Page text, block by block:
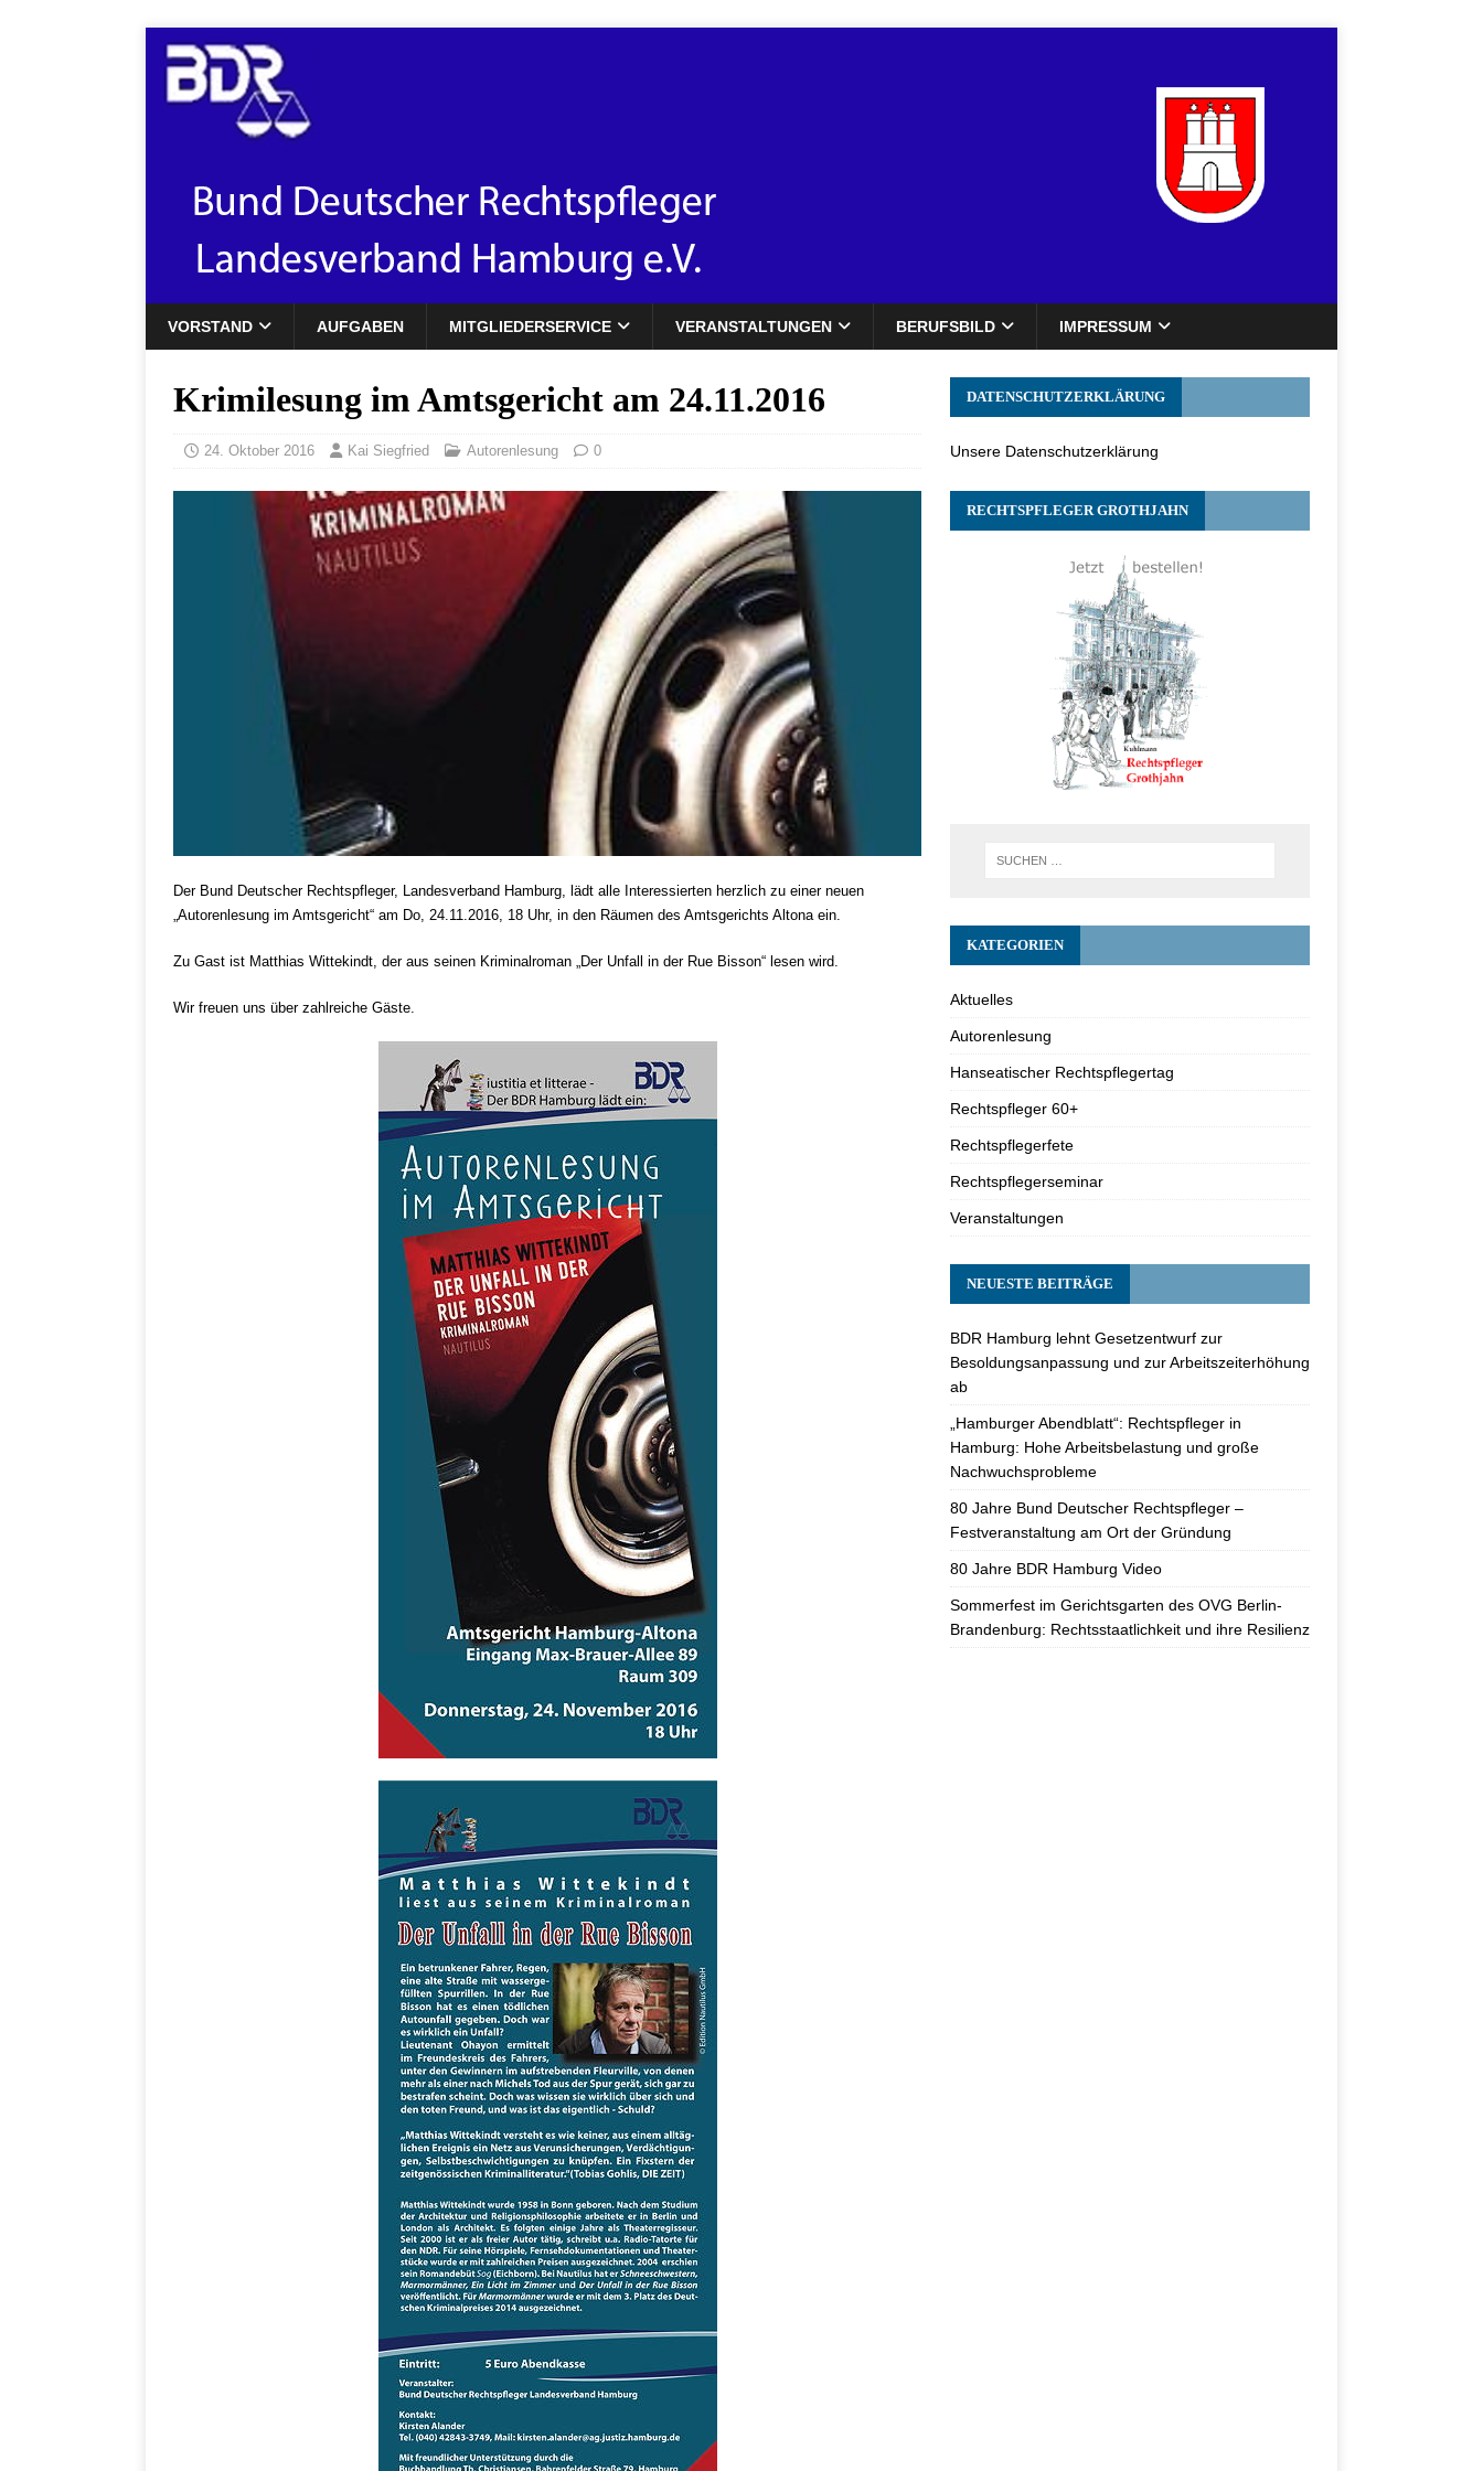
VORSTAND AUFGABEN MITGLIEDERSERVICE VERANSTALTUNGEN BERUFSBILD IMPRESSUM
Krimilesung im Amtsgericht am 24.11.2016
24. Oktober 2016 Kai Siegfried Autorenlesung 0
Der Bund Deutscher Rechtspfleger, Landesverband Hamburg, lädt alle Interessierten herzlich zu einer neuen
„Autorenlesung im Amtsgericht“ am Do, 24.11.2016, 18 Uhr, in den Räumen des Amtsgerichts Altona ein.
Zu Gast ist Matthias Wittekindt, der aus seinen Kriminalroman „Der Unfall in der Rue Bisson“ lesen wird.
Wir freuen uns über zahlreiche Gäste.
DATENSCHUTZERKLÄRUNG
Unsere Datenschutzerklärung
RECHTSPFLEGER GROTHJAHN
KATEGORIEN
Aktuelles
Autorenlesung
Hanseatischer Rechtspflegertag
Rechtspfleger 60+
Rechtspflegerfete
Rechtspflegerseminar
Veranstaltungen
NEUESTE BEITRÄGE
BDR Hamburg lehnt Gesetzentwurf zur
Besoldungsanpassung und zur Arbeitszeiterhöhung
ab
„Hamburger Abendblatt“: Rechtspfleger in
Hamburg: Hohe Arbeitsbelastung und große
Nachwuchsprobleme
80 Jahre Bund Deutscher Rechtspfleger –
Festveranstaltung am Ort der Gründung
80 Jahre BDR Hamburg Video
Sommerfest im Gerichtsgarten des OVG Berlin-
Brandenburg: Rechtsstaatlichkeit und ihre Resilienz